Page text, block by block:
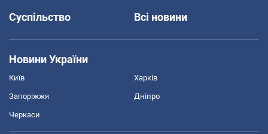
Суспільство
Всі новини
Новини України
Київ Харків
Запоріжжя Дніпро
Черкаси